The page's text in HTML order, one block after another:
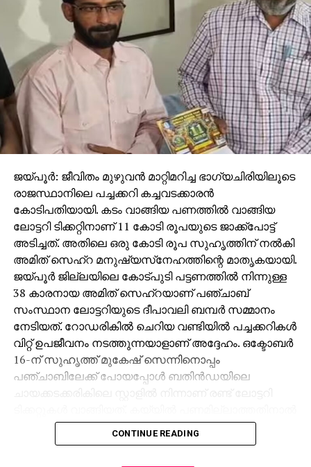
ജയ്പൂര്‍: ജീവിതം മുഴുവന്‍ മാറ്റിമറിച്ച ഭാഗ്യചിരിയിലൂടെ
രാജസ്ഥാനിലെ പച്ചക്കറി കച്ചവടക്കാരന്‍
കോടിപതിയായി. കടം വാങ്ങിയ പണത്തില്‍ വാങ്ങിയ
ലോട്ടറി ടിക്കറ്റിനാണ് 11 കോടി രൂപയുടെ ജാക്ക്‌പോട്ട്
അടിച്ചത്. അതിലെ ഒരു കോടി രൂപ സുഹൃത്തിന് നല്‍കി
അമിത് സെഹ്‌റ മനുഷ്യസ്‌നേഹത്തിന്റെ മാതൃകയായി.
ജയ്പൂര്‍ ജില്ലയിലെ കോട്പുടി പട്ടണത്തില്‍ നിന്നുള്ള
38 കാരനായ അമിത് സെഹ്‌റയാണ് പഞ്ചാബ്
സംസ്ഥാന ലോട്ടറിയുടെ ദീപാവലി ബമ്പര്‍ സമ്മാനം
നേടിയത്. റോഡരികില്‍ ചെറിയ വണ്ടിയില്‍ പച്ചക്കറികള്‍
വിറ്റ് ഉപജീവനം നടത്തുന്നയാളാണ് അദ്ദേഹം. ഒക്ടോബര്‍
16-ന് സുഹൃത്ത് മുകേഷ് സെന്നിനൊപ്പം
പഞ്ചാബിലേക്ക് പോയപ്പോള്‍ ബതിന്‍ഡയിലെ
മുകേഷിനോട് 1000 രൂപ കടം വാങ്ങുകയായിരുന്നു.
ഒക്ടോബര്‍ 31ന് രാത്രി 10 മണിക്ക് മുകേഷിന്റെ ഫോണ്‍
CONTINUE READING